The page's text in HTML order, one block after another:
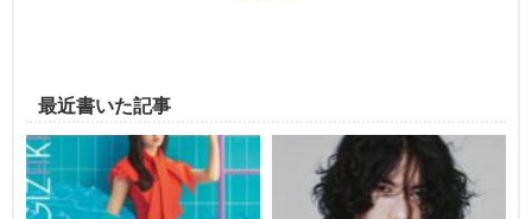
最近書いた記事